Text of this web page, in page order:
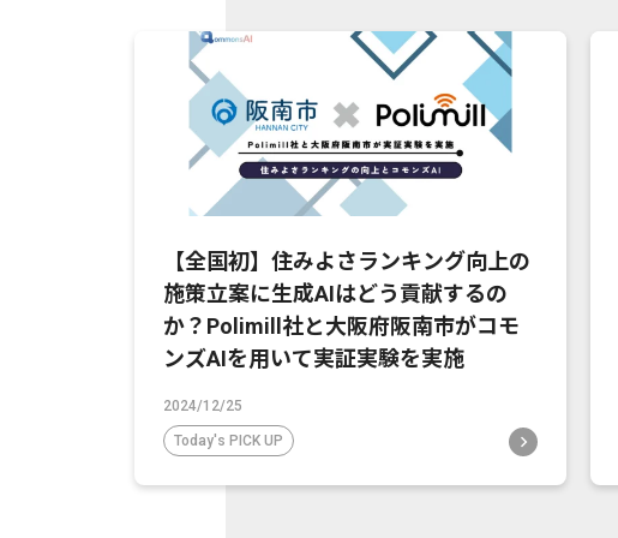
【全国初】住みよさランキング向上の
施策立案に生成AIはどう貢献するの
か？Polimill社と大阪府阪南市がコモ
ンズAIを用いて実証実験を実施
2024/12/25
Today's PICK UP